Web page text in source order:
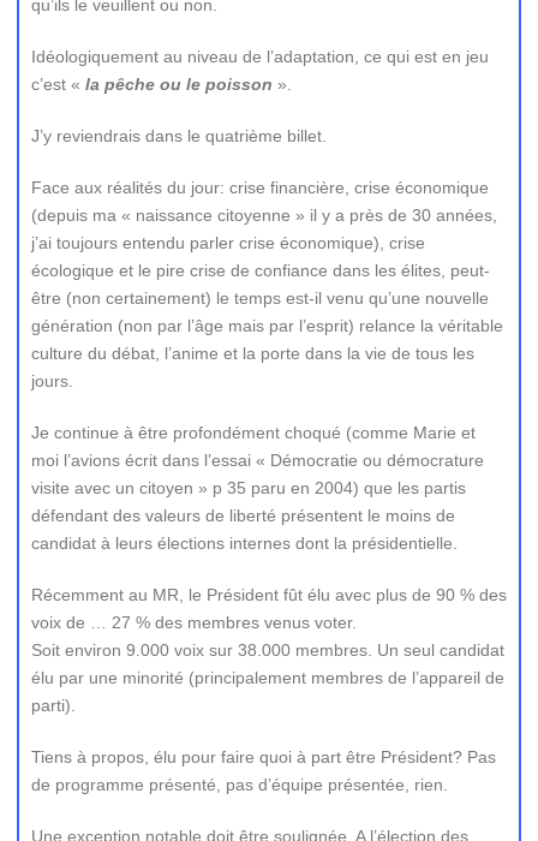
qu’ils le veuillent ou non.
Idéologiquement au niveau de l’adaptation, ce qui est en jeu
c’est « la pêche ou le poisson ».
J’y reviendrais dans le quatrième billet.
Face aux réalités du jour: crise financière, crise économique
(depuis ma « naissance citoyenne » il y a près de 30 années,
j’ai toujours entendu parler crise économique), crise
écologique et le pire crise de confiance dans les élites, peut-
être (non certainement) le temps est-il venu qu’une nouvelle
génération (non par l’âge mais par l’esprit) relance la véritable
culture du débat, l’anime et la porte dans la vie de tous les
jours.
Je continue à être profondément choqué (comme Marie et
moi l’avions écrit dans l’essai « Démocratie ou démocrature
visite avec un citoyen » p 35 paru en 2004) que les partis
défendant des valeurs de liberté présentent le moins de
candidat à leurs élections internes dont la présidentielle.
Récemment au MR, le Président fût élu avec plus de 90 % des
voix de … 27 % des membres venus voter.
Soit environ 9.000 voix sur 38.000 membres. Un seul candidat
élu par une minorité (principalement membres de l’appareil de
parti).
Tiens à propos, élu pour faire quoi à part être Président? Pas
de programme présenté, pas d’équipe présentée, rien.
Une exception notable doit être soulignée. A l’élection des